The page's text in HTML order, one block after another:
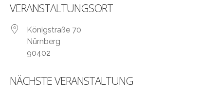
VERANSTALTUNGSORT
Königstraße 70
Nürnberg
90402
NÄCHSTE VERANSTALTUNG